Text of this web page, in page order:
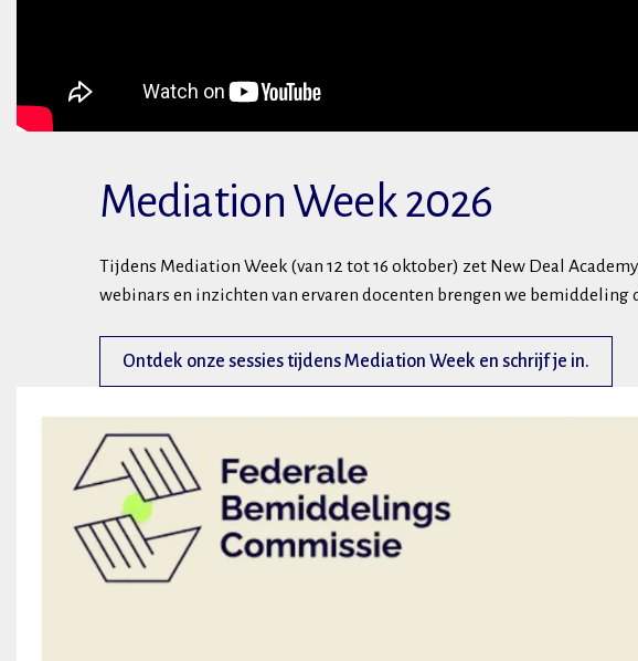
Mediation Week 2026
Tijdens Mediation Week (van 12 tot 16 oktober) zet New Deal
webinars en inzichten van ervaren docenten brengen we
Ontdek onze sessies tijdens Mediation Week en schrijf je in.